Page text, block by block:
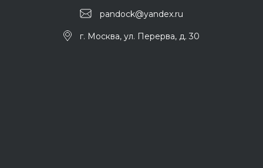
pandock@yandex.ru
г. Москва, ул. Перерва, д. 30